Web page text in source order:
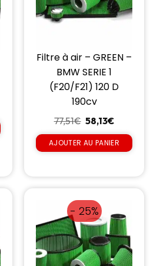
Filtre à air – GREEN –
BMW SERIE 1
(F20/F21) 120 D
190cv
77,51€ 58,13€
AJOUTER AU PANIER
- 25%